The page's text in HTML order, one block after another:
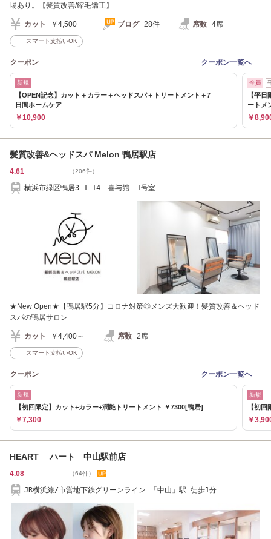
場あり。【髪質改善/縮毛矯正】
カット ￥4,500 ブログ 28件 席数 4席
スマート支払いOK
クーポン クーポン一覧へ
新規
【OPEN記念】カット＋カラー＋ヘッドスパ＋トリートメント＋7
日間ホームケア
￥10,900
全員
【平
ートメ
￥
髪質改善&ヘッドスパ Melon 鴨居駅店
4.61 （206件）
横浜市緑区鴨居3-1-14 喜与館 1号室
★New Open★【鴨居駅5分】コロナ対策◎メンズ大歓迎！髪質改善＆ヘッド
スパの鴨居サロン
カット ￥4,400～ 席数 2席
スマート支払いOK
クーポン クーポン一覧へ
新規
【初回限定】カット+カラー+潤艶トリートメント ￥7300[鴨居]
￥7,300
新規
【初
￥
HEART ハート 中山駅前店
4.08 （64件）
JR横浜線/市営地下鉄グリーンライン 「中山」駅 徒歩1分